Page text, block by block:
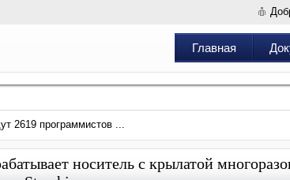
Главная
2619 программистов ...
носитель с крылатой